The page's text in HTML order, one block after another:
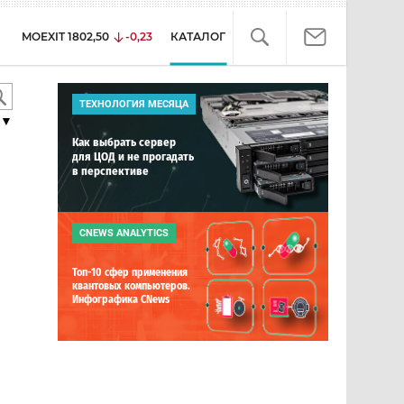
MOEXIT 1802,50 -0,23 КАТАЛОГ
ТЕХНОЛОГИЯ МЕСЯЦА
Как выбрать сервер
для ЦОД и не прогадать
в перспективе
CNEWS ANALYTICS
Топ-10 сфер применения
квантовых компьютеров.
Инфографика CNews